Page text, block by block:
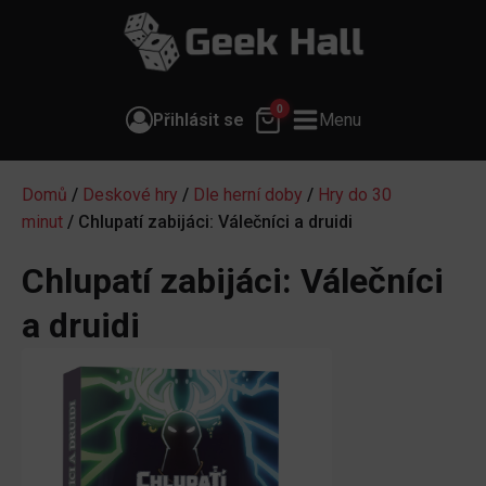
Přihlásit se
0
Menu
Domů / Deskové hry / Dle herní doby / Hry do 30
minut / Chlupatí zabijáci: Válečníci a druidi
Chlupatí zabijáci: Válečníci
a druidi